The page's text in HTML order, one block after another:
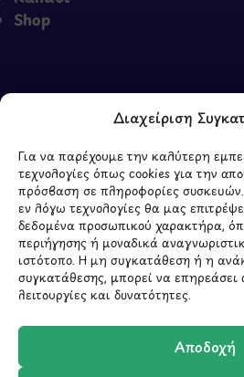
Διαχείριση
Για να παρέχουμε την καλύτερη
τεχνολογίες όπως cookies για την
πρόσβαση σε πληροφορίες
εν λόγω τεχνολογίες θα μας
δεδομένα προσωπικού χαρακτήρα,
περιήγησης ή μοναδικά
ιστότοπο. Η μη συγκατάθεση ή η
συγκατάθεσης, μπορεί να επηρεάσει
λειτουργίες και δυνατότητες.
Αποδοχή
Shop
Επικοινωνία